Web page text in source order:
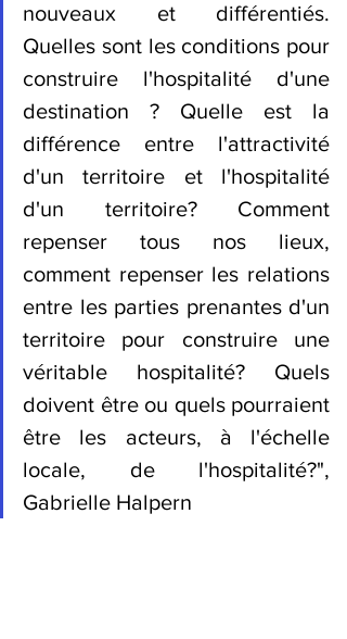
nouveaux et différentiés.
Quelles sont les conditions pour
construire l'hospitalité d'une
destination ? Quelle est la
différence entre l'attractivité
d'un territoire et l'hospitalité
d'un territoire? Comment
repenser tous nos lieux,
comment repenser les relations
entre les parties prenantes d'un
territoire pour construire une
véritable hospitalité? Quels
doivent être ou quels pourraient
être les acteurs, à l'échelle
locale, de l'hospitalité?",
Gabrielle Halpern